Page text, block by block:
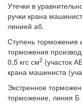
Утечки в
ручки крана
линией аб.
Ступень торможения
торможения
0,5 кгс см2 (участок
крана машиниста
Экстренное
торможение, линия Б